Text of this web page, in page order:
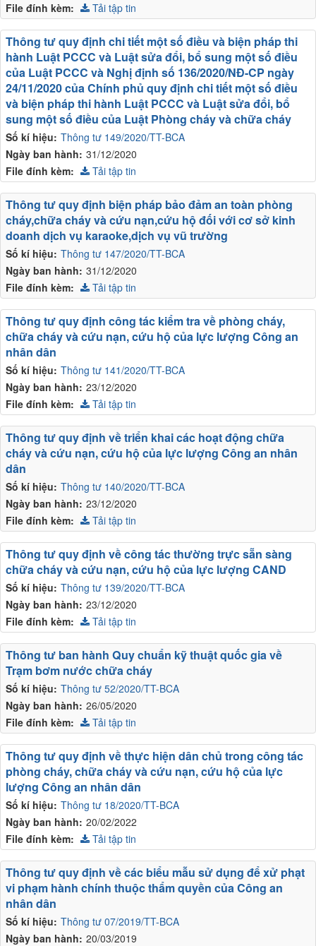
File đính kèm: Tải tập tin
Số kí hiệu: Thông tư 149/2020/TT-BCA
Ngày ban hành: 31/12/2020
Thông tư quy định chi tiết một số điều và biện pháp thi
hành Luật PCCC và Luật sửa đổi, bổ sung một số điều
của Luật PCCC và Nghị định số 136/2020/NĐ-CP ngày
24/11/2020 của Chính phủ quy định chi tiết một số điều
và biện pháp thi hành Luật PCCC và Luật sửa đổi, bổ
sung một số điều của Luật Phòng cháy và chữa cháy
File đính kèm: Tải tập tin
Số kí hiệu: Thông tư 147/2020/TT-BCA
Ngày ban hành: 31/12/2020
Thông tư quy định biện pháp bảo đảm an toàn phòng
cháy,chữa cháy và cứu nạn,cứu hộ đối với cơ sở kinh
doanh dịch vụ karaoke,dịch vụ vũ trường
File đính kèm: Tải tập tin
Số kí hiệu: Thông tư 141/2020/TT-BCA
Ngày ban hành: 23/12/2020
Thông tư quy định công tác kiểm tra về phòng cháy,
chữa cháy và cứu nạn, cứu hộ của lực lượng Công an
nhân dân
File đính kèm: Tải tập tin
Số kí hiệu: Thông tư 140/2020/TT-BCA
Ngày ban hành: 23/12/2020
Thông tư quy định về triển khai các hoạt động chữa
cháy và cứu nạn, cứu hộ của lực lượng Công an nhân
dân
File đính kèm: Tải tập tin
Số kí hiệu: Thông tư 139/2020/TT-BCA
Ngày ban hành: 23/12/2020
Thông tư quy định về công tác thường trực sẵn sàng
chữa cháy và cứu nạn, cứu hộ của lực lượng CAND
File đính kèm: Tải tập tin
Số kí hiệu: Thông tư 52/2020/TT-BCA
Ngày ban hành: 26/05/2020
Thông tư ban hành Quy chuẩn kỹ thuật quốc gia về
Trạm bơm nước chữa cháy
File đính kèm: Tải tập tin
Số kí hiệu: Thông tư 18/2020/TT-BCA
Ngày ban hành: 20/02/2022
Thông tư quy định về thực hiện dân chủ trong công tác
phòng cháy, chữa cháy và cứu nạn, cứu hộ của lực
lượng Công an nhân dân
File đính kèm: Tải tập tin
Số kí hiệu: Thông tư 07/2019/TT-BCA
Ngày ban hành: 20/03/2019
Thông tư quy định về các biểu mẫu sử dụng để xử phạt
vi phạm hành chính thuộc thẩm quyền của Công an
nhân dân